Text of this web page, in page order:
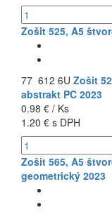
Zošit 525, A5
77 612 6U Zošit
abstrakt PC 2023
0.98 € / Ks
1.20 € s DPH
Zošit 565, A5
geometrický 2023